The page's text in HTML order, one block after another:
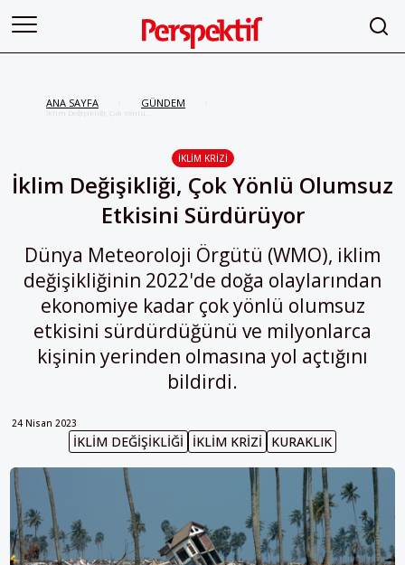
ANA SAYFA GÜNDEM
İklim Değişikliği, Çok Yönlü
İKLIM KRIZI
İklim Değişikliği, Çok Yönlü Olumsuz
Etkisini Sürdürüyor
Dünya Meteoroloji Örgütü (WMO), iklim
değişikliğinin 2022'de doğa olaylarından
ekonomiye kadar çok yönlü olumsuz
etkisini sürdürdüğünü ve milyonlarca
kişinin yerinden olmasına yol açtığını
bildirdi.
24 Nisan 2023
İKLIM DEĞIŞIKLIĞI IKLIM KRIZI KURAKLIK